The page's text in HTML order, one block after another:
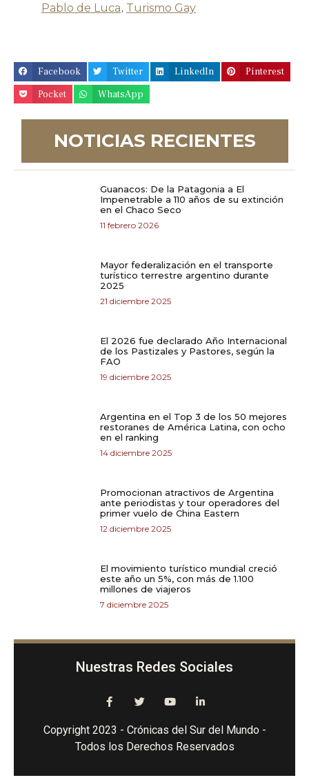
Pablo de Luca, Turismo Gay
Facebook Twitter LinkedIn
Pinterest
Pocket
WhatsApp
NOTICIAS RECIENTES
Guanacos: De la Patagonia a El
Impenetrable a 110 años de su extinción
en el Chaco Seco
11 febrero 2026
Mayor federalización en el transporte
turístico terrestre argentino durante
2025
21 diciembre 2025
El 2026 fue declarado Año Internacional
de los Pastizales y Pastores, según la
FAO
19 diciembre 2025
Argentina en el Top 3 de los 50 mejores
restoranes de América Latina, con ocho
en el ranking
14 diciembre 2025
Promocionan atractivos de Argentina
ante periodistas y tour operadores del
primer vuelo de China Eastern
12 diciembre 2025
El movimiento turístico mundial creció
este año un 5%, con más de 1.100
millones de viajeros
7 diciembre 2025
Nuestras Redes Sociales
Copyright 2023 - Crónicas del Sur del Mundo -
Todos los Derechos Reservados